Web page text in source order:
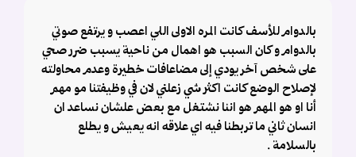
بالدوام للأسف كانت المره الاولى اللي اعصب و يرتفع صوتي
بالدوام و كان السبب هو اهمال من ناحية يسبب ضرر صحي
على شخص آخر يودي إلى مضاعافات خطيرة وعدم محاولته
لإصلاح الوضع كانت اكثر شي زعلني لان في وظيفتنا مو مهم
أنا او هو المهم هو اننا نشتغل مع بعض علشان نساعد ان
انسان ثاني ما تربطنا فيه اي علاقه انه يعيش و يطلع
بالسلامة .